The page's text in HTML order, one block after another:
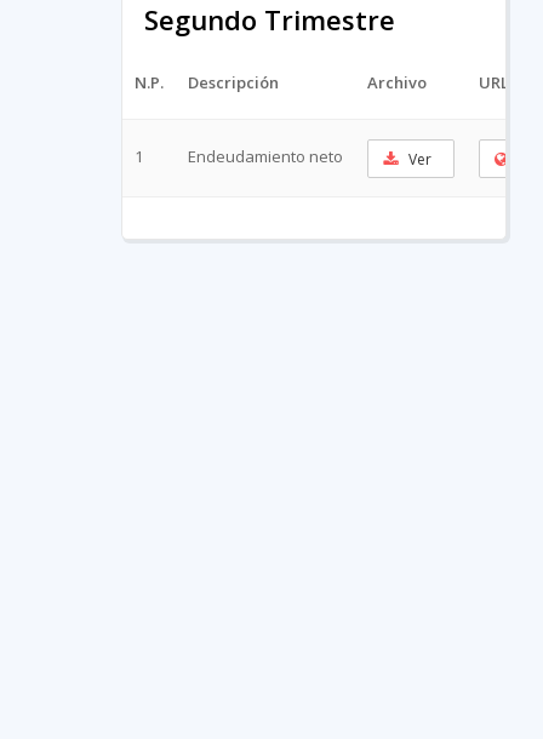
Segundo Trimestre
N.P. Descripción Archivo URL
1 Endeudamiento neto Ver